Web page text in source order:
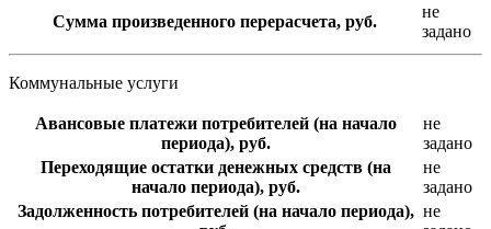
Сумма произведенного перерасчета, руб.
не
задано
Коммунальные услуги
Авансовые платежи потребителей (на начало
периода), руб.
не
задано
Переходящие остатки денежных средств (на
начало периода), руб.
не
задано
Задолженность потребителей (на начало периода), не